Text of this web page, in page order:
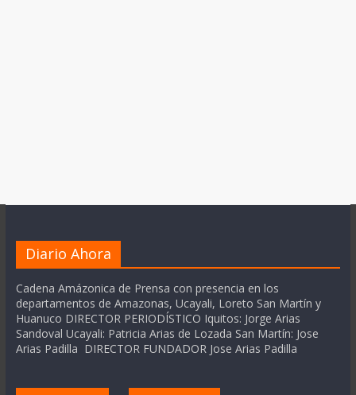
Diario Ahora
Cadena Amázonica de Prensa con presencia en los
departamentos de Amazonas, Ucayali, Loreto San Martín y
Huanuco DIRECTOR PERIODÍSTICO Iquitos: Jorge Arias
Sandoval Ucayali: Patricia Arias de Lozada San Martín: Jose
Arias Padilla DIRECTOR FUNDADOR Jose Arias Padilla